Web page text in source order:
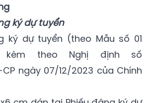
ký dự tuyển
ký dự tuyển (theo Mẫu số 01
kèm theo Nghị định số
ngày 07/12/2023 của Chính